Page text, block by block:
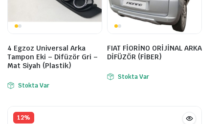
4 Egzoz Universal Arka
Tampon Eki – Difüzör Gri –
Mat Siyah (Plastik)
Stokta Var
FIAT FİORİNO ORİJİNAL ARKA
DİFÜZÖR (FİBER)
Stokta Var
12%